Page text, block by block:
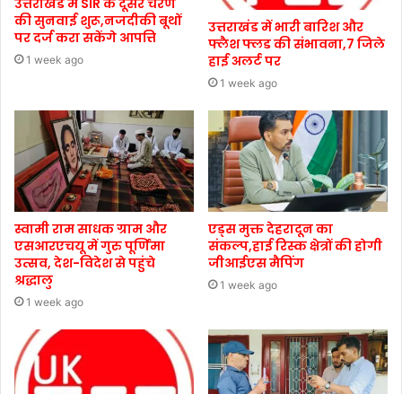
उत्तराखंड में SIR के दूसरे चरण
की सुनवाई शुरू,नजदीकी बूथों
पर दर्ज करा सकेंगे आपत्ति
1 week ago
उत्तराखंड में भारी बारिश और
फ्लैश फ्लड की संभावना,7 जिले
हाई अलर्ट पर
1 week ago
स्वामी राम साधक ग्राम और
एसआरएचयू में गुरु पूर्णिमा
उत्सव, देश-विदेश से पहुंचे
श्रद्धालु
1 week ago
एड्स मुक्त देहरादून का
संकल्प,हाई रिस्क क्षेत्रों की होगी
जीआईएस मैपिंग
1 week ago